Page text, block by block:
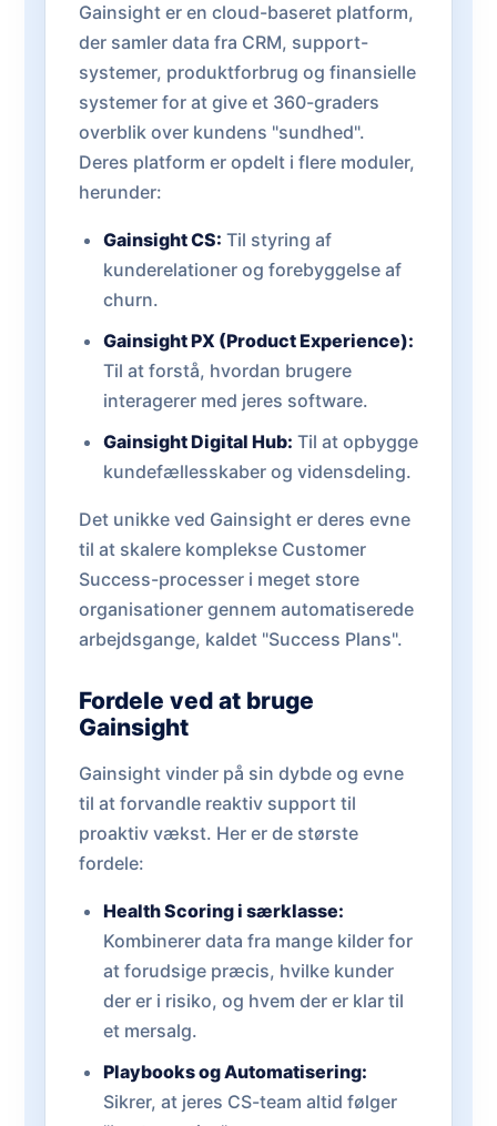
Gainsight er en cloud-baseret platform,
der samler data fra CRM, support-
systemer, produktforbrug og finansielle
systemer for at give et 360-graders
overblik over kundens "sundhed".
Deres platform er opdelt i flere moduler,
herunder:
Gainsight CS: Til styring af
kunderelationer og forebyggelse af
churn.
Gainsight PX (Product Experience):
Til at forstå, hvordan brugere
interagerer med jeres software.
Gainsight Digital Hub: Til at opbygge
kundefællesskaber og vidensdeling.
Det unikke ved Gainsight er deres evne
til at skalere komplekse Customer
Success-processer i meget store
organisationer gennem automatiserede
arbejdsgange, kaldet "Success Plans".
Fordele ved at bruge
Gainsight
Gainsight vinder på sin dybde og evne
til at forvandle reaktiv support til
proaktiv vækst. Her er de største
fordele:
Health Scoring i særklasse:
Kombinerer data fra mange kilder for
at forudsige præcis, hvilke kunder
der er i risiko, og hvem der er klar til
et mersalg.
Playbooks og Automatisering:
Sikrer, at jeres CS-team altid følger